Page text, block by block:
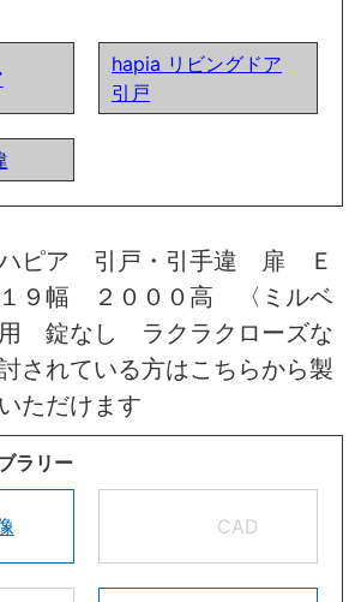
hapia リビングドア
引戸
ピア 引戸・引手違 扉 Ｅ
９幅 ２０００高 〈ミルベ
錠なし ラクラクローズな
されている方はこちらから製
ただけます
ラリー
CAD